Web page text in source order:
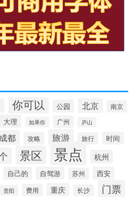
你可以 公园 北京
南京
大理 如果你 广州 庐山
成都 攻略 旅游 旅行 时间
景区 景点 杭州
自己的 自驾游 苏州 西安
贵阳 费用 重庆 长沙 门票